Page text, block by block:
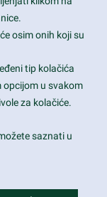
osim onih koji su
tip kolačića
opcijom u svakom
za kolačiće.
saznati u